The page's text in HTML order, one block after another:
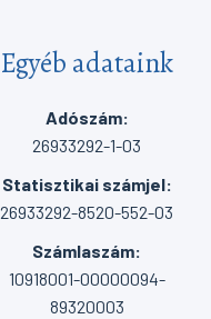
Egyéb adataink
Adószám:
26933292-1-03
Statisztikai számjel:
26933292-8520-552-03
Számlaszám:
10918001-00000094-
89320003